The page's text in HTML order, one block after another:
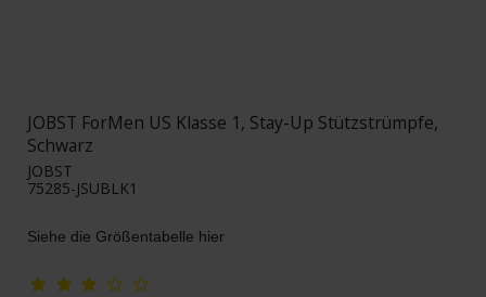
JOBST ForMen US Klasse 1, Stay-Up Stützstrümpfe,
Schwarz
JOBST
75285-JSUBLK1
Siehe die Größentabelle hier